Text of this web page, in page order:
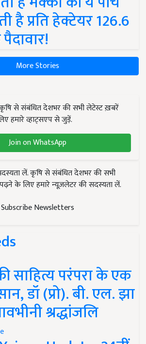
है प्रति हेक्टेयर 126.6
More Stories
से संबंधित देशभर की सभी लेटेस्ट ख़बरें
हमारे व्हाट्सएप से जुड़ें.
Join on WhatsApp
लें. कृषि से संबंधित देशभर की सभी
के लिए हमारे न्यूज़लेटर की सदस्यता लें.
Subscribe Newsletters
साहित्य परंपरा के एक
डॉ (प्रो). बी. एल. झा
श्रद्धांजलि